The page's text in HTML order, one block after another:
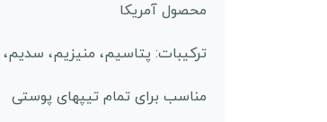
محصول آمریکا
ترکیبات: پتاسیم، منیزیم،
مناسب برای تمام تیپهای پوستی